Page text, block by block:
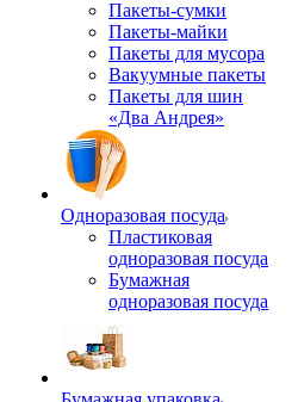
Пакеты-сумки
Пакеты-майки
Пакеты для мусора
Вакуумные пакеты
Пакеты для шин
«Два Андрея»
Одноразовая посуда
Пластиковая
одноразовая посуда
Бумажная
одноразовая посуда